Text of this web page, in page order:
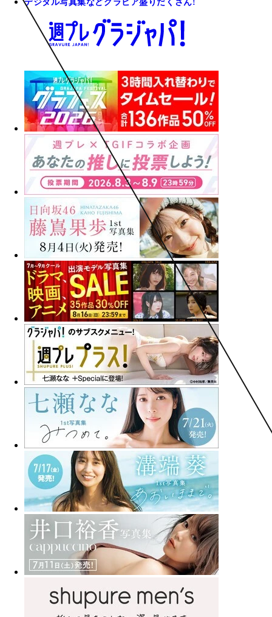
デジタル写真集などグラビア盛りだくさん!